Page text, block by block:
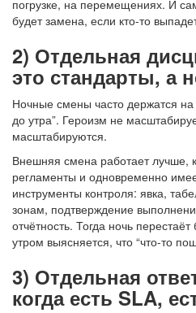
погрузке, на перемещениях. И
будет замена, если кто-то
2) Отдельная
это стандарты, а
Ночные смены часто держатся
до утра”. Героизм не
масштабируются.
Внешняя смена работает лучше,
регламенты и одновременно
инструменты контроля: явка,
зонам, подтверждение
отчётность. Тогда ночь
утром выясняется, что “что-то
3) Отдельная
когда есть SLA,